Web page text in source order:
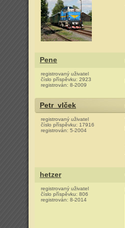
Pene
registrovaný uživatel
číslo příspěvku: 2923
registrován: 8-2009
Petr_vlček
registrovaný uživatel
číslo příspěvku: 17916
registrován: 5-2004
hetzer
registrovaný uživatel
číslo příspěvku: 806
registrován: 8-2014